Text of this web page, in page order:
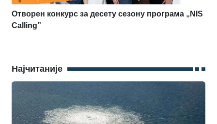
Отворен конкурс за десету сезону програма „NIS
Calling”
Најчитаније